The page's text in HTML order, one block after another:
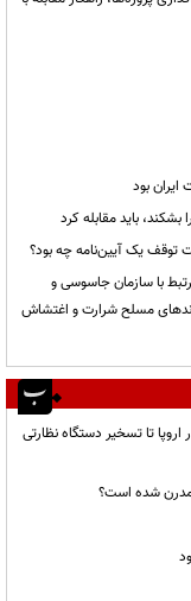
بود
باید مقابله کرد
توقف یک آیین‌نامه چه بود؟
۲۱ نفر از مزدوران مرتبط با سازمان جاسوسی و
۴ نفر از اعضای باندهای مسلح شرارت و اغتشاش
تا تسخیر دستگاه نظارتی
مدرن شده است؟